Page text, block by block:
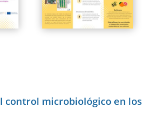
control microbiológico en